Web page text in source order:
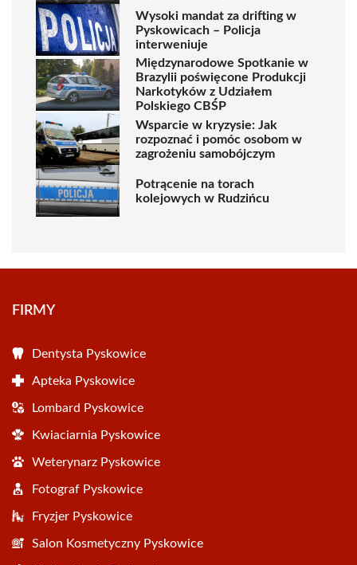
Wysoki mandat za drifting w
Pyskowicach – Policja
interweniuje
Międzynarodowe Spotkanie w
Brazylii poświęcone Produkcji
Narkotyków z Udziałem
Polskiego CBŚP
Wsparcie w kryzysie: Jak
rozpoznać i pomóc osobom w
zagrożeniu samobójczym
Potrącenie na torach
kolejowych w Rudzińcu
FIRMY
Dentysta Pyskowice
Apteka Pyskowice
Lombard Pyskowice
Kwiaciarnia Pyskowice
Weterynarz Pyskowice
Fotograf Pyskowice
Fryzjer Pyskowice
Salon Kosmetyczny Pyskowice